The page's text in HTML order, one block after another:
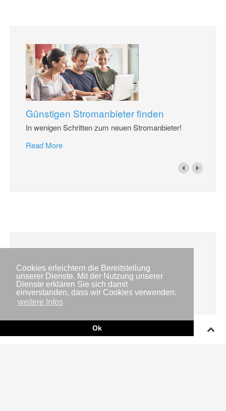
Cookies erleichtern die Bereitstellung
unserer Dienste. Mit der Nutzung unserer
Dienste erklären Sie sich damit
einverstanden, dass wir Cookies verwenden.
weitere Infos
Ok
Günstigen Stromanbieter finden
In wenigen Schritten zum neuen Stromanbieter!
Read More
Die Veranstaltungen konnten nicht geladen werden,
bitte versuchen Sie es erneut!